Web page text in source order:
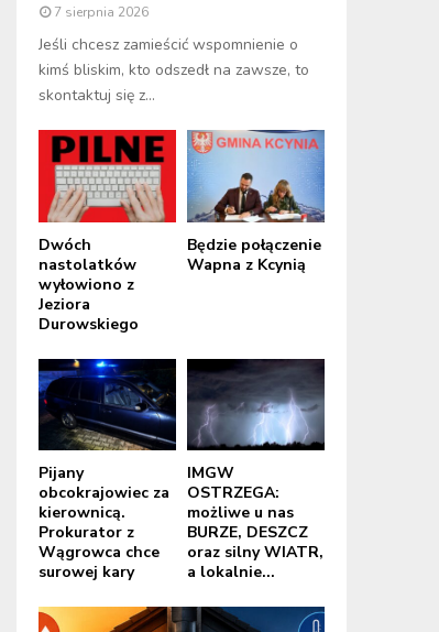
7 sierpnia 2026
Jeśli chcesz zamieścić wspomnienie o
kimś bliskim, kto odszedł na zawsze, to
skontaktuj się z...
Dwóch
nastolatków
wyłowiono z
Jeziora
Durowskiego
Będzie połączenie
Wapna z Kcynią
Pijany
obcokrajowiec za
kierownicą.
Prokurator z
Wągrowca chce
surowej kary
IMGW
OSTRZEGA:
możliwe u nas
BURZE, DESZCZ
oraz silny WIATR,
a lokalnie...